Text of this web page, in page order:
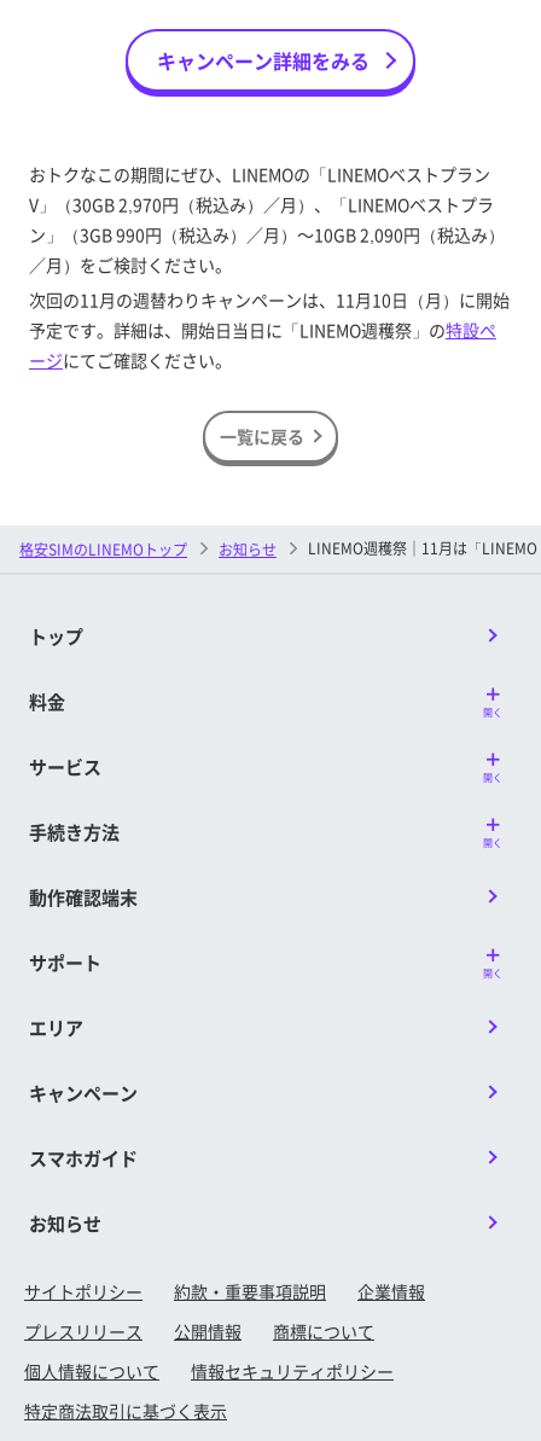
キャンペーン詳細をみる
おトクなこの期間にぜひ、LINEMOの「LINEMOベストプラン
V」（30GB 2,970円（税込み）／月）、「LINEMOベストプラ
ン」（3GB 990円（税込み）／月）～10GB 2,090円（税込み）
／月）をご検討ください。
次回の11月の週替わりキャンペーンは、11月10日（月）に開始
予定です。詳細は、開始日当日に「LINEMO週穫祭」の特設ペ
ージにてご確認ください。
一覧に戻る
格安SIMのLINEMOトップ お知らせ LINEMO週穫祭｜11月は「
トップ
料金 開く
サービス 開く
手続き方法 開く
動作確認端末
サポート 開く
エリア
キャンペーン
スマホガイド
お知らせ
サイトポリシー 約款・重要事項説明
企業情報
プレスリリース
公開情報
商標について
個人情報について
情報セキュリティポリシー
特定商法取引に基づく表示